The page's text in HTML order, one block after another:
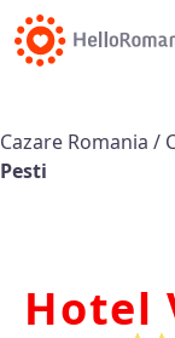
Cazare Romania /
Pesti
Hotel